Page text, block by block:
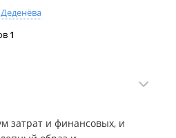
1
затрат и финансовых, и